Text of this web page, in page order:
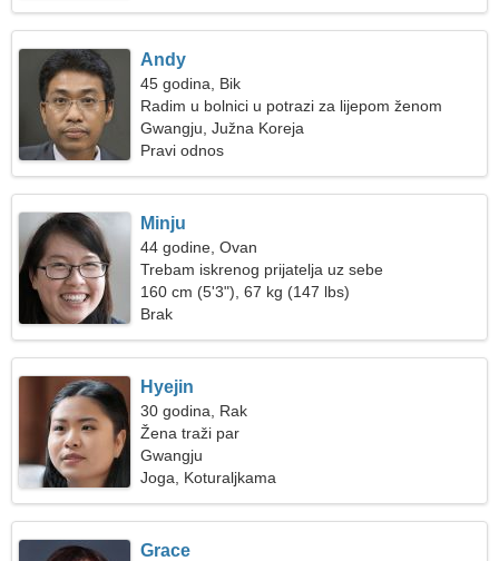
Andy
45 godina, Bik
Radim u bolnici u potrazi za lijepom ženom
Gwangju, Južna Koreja
Pravi odnos
Minju
44 godine, Ovan
Trebam iskrenog prijatelja uz sebe
160 cm (5'3"), 67 kg (147 lbs)
Brak
Hyejin
30 godina, Rak
Žena traži par
Gwangju
Joga, Koturaljkama
Grace